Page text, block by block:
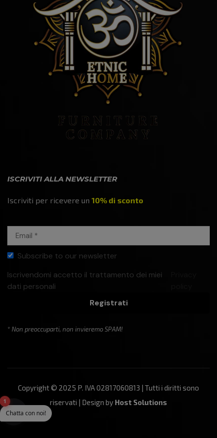
Chatta con noi!
1
ISCRIVITI ALLA NEWSLETTER
Iscriviti per ricevere un 10% di sconto
Subscribe to our newsletter
Iscrivendomi accetto il trattamento dei miei
dati personali
Registrati
* Non preoccuparti, non invieremo SPAM!
Copyright © 2025 P. IVA 02817060813 | Tutti i diritti sono
riservati | Design by Host Solutions